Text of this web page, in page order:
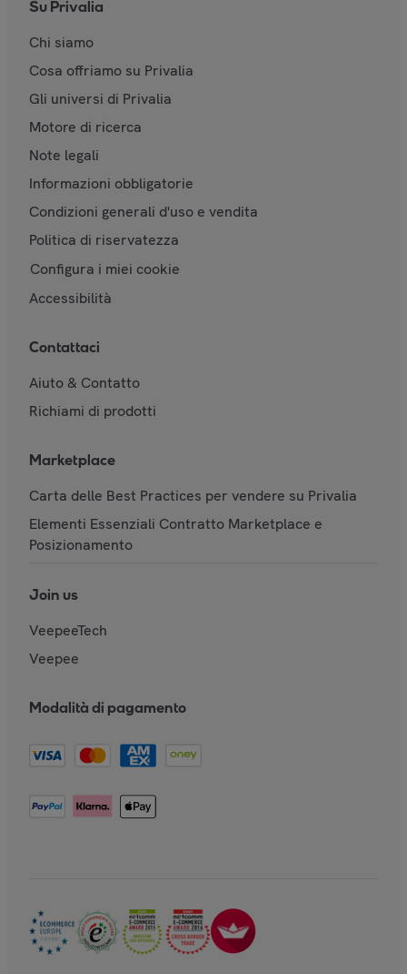
Su Privalia
Chi siamo
Cosa offriamo su Privalia
Gli universi di Privalia
Motore di ricerca
Note legali
Informazioni obbligatorie
Condizioni generali d'uso e vendita
Politica di riservatezza
Configura i miei cookie
Accessibilità
Contattaci
Aiuto & Contatto
Richiami di prodotti
Marketplace
Carta delle Best Practices per vendere su Privalia
Elementi Essenziali Contratto Marketplace e
Posizionamento
Join us
VeepeeTech
Veepee
Modalità di pagamento